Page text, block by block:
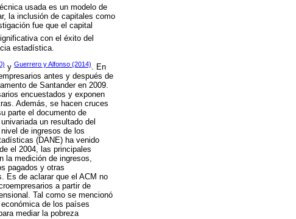
usada es un modelo de
la inclusión de capitales como
fue que el capital
con el éxito del
estadística.
y Guerrero y Alfonso (2014). En
antes y después de
de Santander en 2009.
encuestados y exponen
Además, se hacen cruces
parte el documento de
un resultado del
de ingresos de los
(DANE) ha venido
el 2004, las principales
la medición de ingresos,
pagados y otras
Es de aclarar que el ACM no
a partir de
Tal como se mencionó
de los países
mediar la pobreza